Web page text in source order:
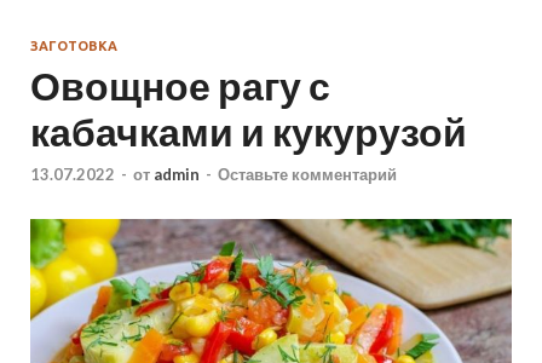
ЗАГОТОВКА
Овощное рагу с
кабачками и кукурузой
13.07.2022 - от admin - Оставьте комментарий